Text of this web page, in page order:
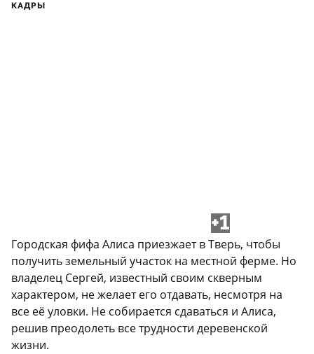
КАДРЫ
+1
Городская фифа Алиса приезжает в Тверь, чтобы
получить земельный участок на местной ферме. Но
владелец Сергей, известный своим скверным
характером, не желает его отдавать, несмотря на
все её уловки. Не собирается сдаваться и Алиса,
решив преодолеть все трудности деревенской
жизни.